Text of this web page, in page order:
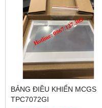
BẢNG ĐIỀU KHIỂN MCGS
TPC7072GI